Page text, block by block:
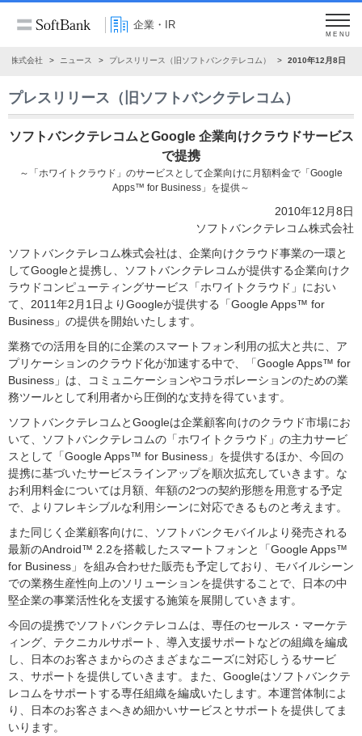
企業・IR
MENU
ク株式会社 ニュース プレスリリース（旧ソフトバンクテレコム） 2010年12月8日
プレスリリース（旧ソフトバンクテレコム）
ソフトバンクテレコムとGoogle 企業向けクラウドサービス
で提携
～「ホワイトクラウド」のサービスとして企業向けに月額料金で「Google
Apps™ for Business」を提供～
2010年12月8日
ソフトバンクテレコム株式会社
ソフトバンクテレコム株式会社は、企業向けクラウド事業の一環と
してGoogleと提携し、ソフトバンクテレコムが提供する企業向けク
ラウドコンピューティングサービス「ホワイトクラウド」におい
て、2011年2月1日よりGoogleが提供する「Google Apps™ for
Business」の提供を開始いたします。
業務での活用を目的に企業のスマートフォン利用の拡大と共に、ア
プリケーションのクラウド化が加速する中で、「Google Apps™ for
Business」は、コミュニケーションやコラボレーションのための業
務ツールとして利用者から圧倒的な支持を得ています。
ソフトバンクテレコムとGoogleは企業顧客向けのクラウド市場にお
いて、ソフトバンクテレコムの「ホワイトクラウド」の主力サービ
スとして「Google Apps™ for Business」を提供するほか、今回の
提携に基づいたサービスラインアップを順次拡充していきます。な
お利用料金については月額、年額の2つの契約形態を用意する予定
で、よりフレキシブルな利用シーンに対応できるものと考えます。
また同じく企業顧客向けに、ソフトバンクモバイルより発売される
最新のAndroid™ 2.2を搭載したスマートフォンと「Google Apps™
for Business」を組み合わせた販売も予定しており、モバイルシーン
での業務生産性向上のソリューションを提供することで、日本の中
堅企業の事業活性化を支援する施策を展開していきます。
今回の提携でソフトバンクテレコムは、専任のセールス・マーケテ
ィング、テクニカルサポート、導入支援サポートなどの組織を編成
し、日本のお客さまからのさまざまなニーズに対応しうるサービ
ス、サポートを提供していきます。また、Googleはソフトバンクテ
レコムをサポートする専任組織を編成いたします。本運営体制によ
り、日本のお客さまへきめ細かいサービスとサポートを提供してま
いります。